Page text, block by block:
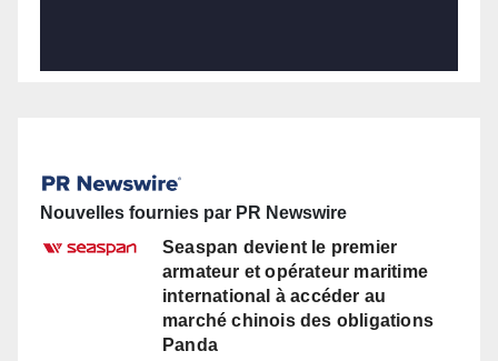
Nouvelles fournies par PR Newswire
Seaspan devient le premier
armateur et opérateur maritime
international à accéder au
marché chinois des obligations
Panda